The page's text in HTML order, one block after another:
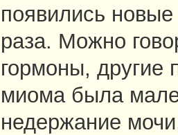
появились
раза. Можно
гормоны, другие
миома была
недержание